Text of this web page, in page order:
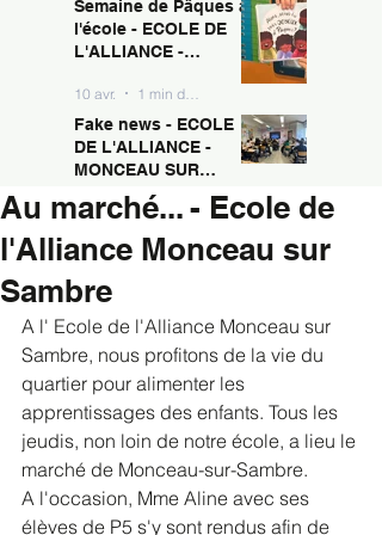
MONCEAU SUR
SAMBRE
10 avr. 1 min de lecture
Semaine de Pâques à
l'école - ECOLE DE
L'ALLIANCE -
SAMBRE
10 avr.
Fake news - ECOLE
DE L'ALLIANCE -
MONCEAU SUR
SAMBRE
10 avr. 1 min de lecture
Au marché... - Ecole de
l'Alliance Monceau sur
Sambre
A l' Ecole de l'Alliance Monceau sur
Sambre, nous profitons de la vie du
quartier pour alimenter les
apprentissages des enfants. Tous les
jeudis, non loin de notre école, a lieu le
marché de Monceau-sur-Sambre.
A l'occasion, Mme Aline avec ses
élèves de P5 s'y sont rendus afin de